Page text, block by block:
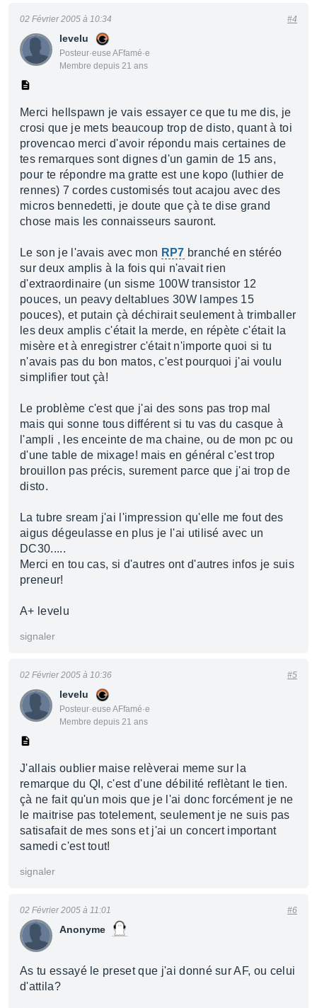
levelu
Posteur·euse AFfamé·e
Membre depuis 21 ans
02 Février 2005 à 10:34 #4
Merci hellspawn je vais essayer ce que tu me dis, je
crosi que je mets beaucoup trop de disto, quant à toi
provencao merci d'avoir répondu mais certaines de
tes remarques sont dignes d'un gamin de 15 ans,
pour te répondre ma gratte est une kopo (luthier de
rennes) 7 cordes customisés tout acajou avec des
micros bennedetti, je doute que çà te dise grand
chose mais les connaisseurs sauront.
Le son je l'avais avec mon RP7 branché en stéréo
sur deux amplis à la fois qui n'avait rien
d'extraordinaire (un sisme 100W transistor 12
pouces, un peavy deltablues 30W lampes 15
pouces), et putain çà déchirait seulement à trimballer
les deux amplis c'était la merde, en répète c'était la
misère et à enregistrer c'était n'importe quoi si tu
n'avais pas du bon matos, c'est pourquoi j'ai voulu
simplifier tout çà!
Le problème c'est que j'ai des sons pas trop mal
mais qui sonne tous différent si tu vas du casque à
l'ampli , les enceinte de ma chaine, ou de mon pc ou
d'une table de mixage! mais en général c'est trop
brouillon pas précis, surement parce que j'ai trop de
disto.
La tubre sream j'ai l'impression qu'elle me fout des
aigus dégeulasse en plus je l'ai utilisé avec un
DC30.....
Merci en tou cas, si d'autres ont d'autres infos je suis
preneur!
A+ levelu
signaler
levelu
Posteur·euse AFfamé·e
Membre depuis 21 ans
02 Février 2005 à 10:36 #5
J'allais oublier maise relèverai meme sur la
remarque du QI, c'est d'une débilité reflètant le tien.
çà ne fait qu'un mois que je l'ai donc forcément je ne
le maitrise pas totelement, seulement je ne suis pas
satisafait de mes sons et j'ai un concert important
samedi c'est tout!
signaler
Anonyme
02 Février 2005 à 11:01 #6
As tu essayé le preset que j'ai donné sur AF, ou celui
d'attila?